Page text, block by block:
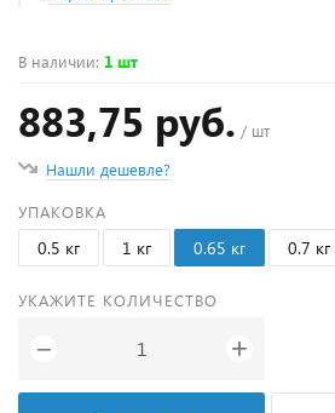
В наличии: 1 шт
883,75 руб. / шт
Нашли дешевле?
УПАКОВКА
0.5 кг 1 кг 0.65 кг 0.7 кг
УКАЖИТЕ КОЛИЧЕСТВО
− +